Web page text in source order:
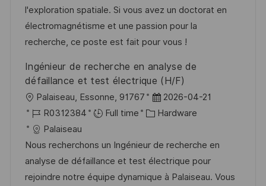
n
a
t
e
r
y
l'exploration spatiale. Si vous avez un doctorat en
électromagnétisme et une passion pour la
recherche, ce poste est fait pour vous !
Ingénieur de recherche en analyse de
défaillance et test électrique (H/F)
L
o
c
a
t
i
Palaiseau, Essonne, 91767
P
o
t
e
d
2026-04-21
J
o
b
I
d
R0312384 Full time
C
t
e
g
Hardware
Palaiseau
Nous recherchons un Ingénieur de recherche en
analyse de défaillance et test électrique pour
rejoindre notre équipe dynamique à Palaiseau. Vous